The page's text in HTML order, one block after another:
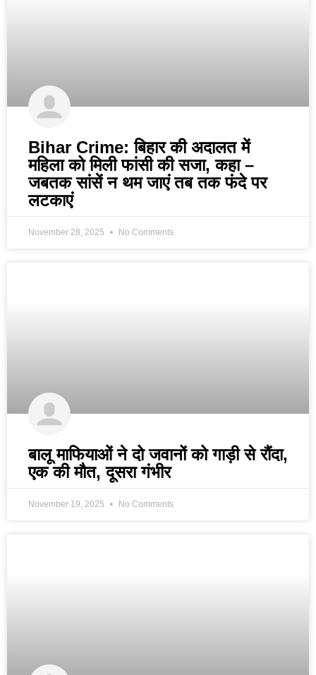
Bihar Crime: बिहार की अदालत में
महिला को मिली फांसी की सजा, कहा –
जबतक सांसें न थम जाएं तब तक फंदे पर
लटकाएं
November 28, 2025 No Comments
बालू माफियाओं ने दो जवानों को गाड़ी से रौंदा,
एक की मौत, दूसरा गंभीर
November 19, 2025 No Comments